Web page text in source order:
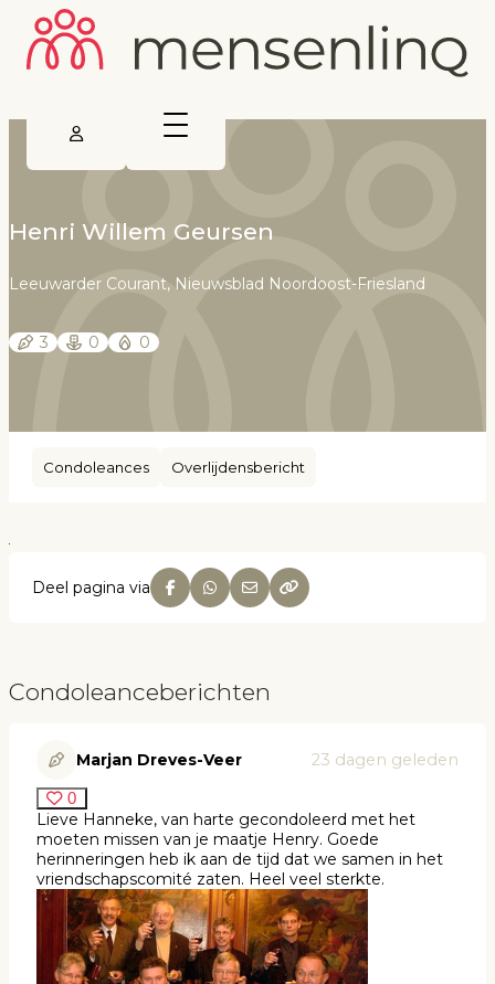
Henri Willem Geursen
Leeuwarder Courant, Nieuwsblad Noordoost-Friesland
3 0 0
Condoleances Overlijdensbericht
Deel pagina via
Condoleanceberichten
Marjan Dreves-Veer 23 dagen geleden
0
Lieve Hanneke, van harte gecondoleerd met het
moeten missen van je maatje Henry. Goede
herinneringen heb ik aan de tijd dat we samen in het
vriendschapscomité zaten. Heel veel sterkte.